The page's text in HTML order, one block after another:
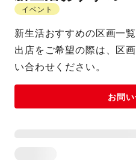
イベント
新生活おすすめの区画一覧
出店をご希望の際は、区
い合わせください。
お問